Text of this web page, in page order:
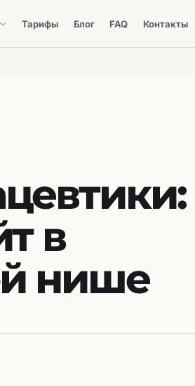
Тарифы Блог FAQ Контакты
в
нише